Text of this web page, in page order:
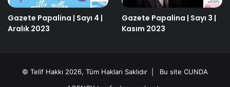
Gazete Papalina | Sayı 4 |
Aralık 2023
Gazete Papalina | Sayı 3 |
Kasım 2023
© Telif Hakkı 2026, Tüm Hakları Saklıdır | Bu site CUNDA